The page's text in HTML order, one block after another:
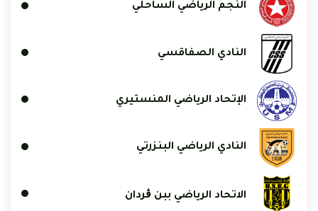
النجم الرياضي الساحلي
النادي الصفاقسي
الإتحاد الرياضي المنستيري
النادي الرياضي البنزرتي
الاتحاد الرياضي ببن ڨردان